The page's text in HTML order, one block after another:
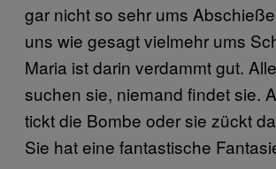
gar nicht so sehr ums
uns wie gesagt vielmehr ums
Maria ist darin verdammt gut.
suchen sie, niemand findet sie.
tickt die Bombe oder sie zückt
Sie hat eine fantastische